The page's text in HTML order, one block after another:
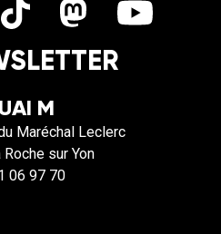
M
Maréchal Leclerc
sur Yon
06 97 70